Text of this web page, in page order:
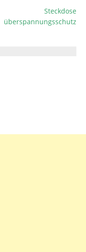
Steckdose
überspannungsschutz